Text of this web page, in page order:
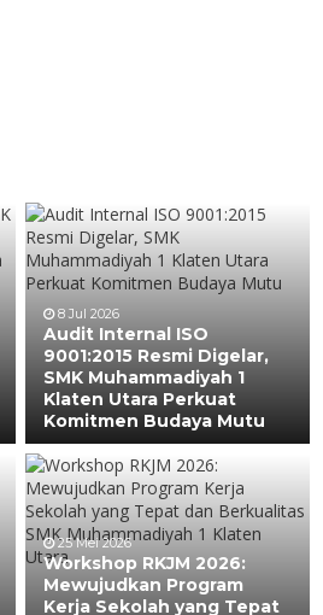
8 Jul 2026
Audit Internal ISO
9001:2015 Resmi Digelar,
SMK Muhammadiyah 1
Klaten Utara Perkuat
Komitmen Budaya Mutu
25 Mei 2026
Workshop RKJM 2026:
Mewujudkan Program
Kerja Sekolah yang Tepat